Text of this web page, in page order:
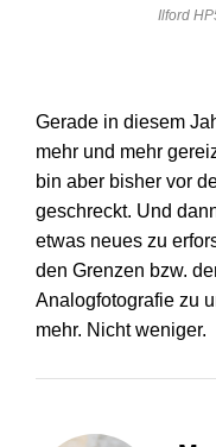
Ilford
Gerade in diesem
mehr und mehr
bin aber bisher vor
geschreckt. Und
etwas neues zu
den Grenzen bzw.
Analogfotografie zu
mehr. Nicht weniger.